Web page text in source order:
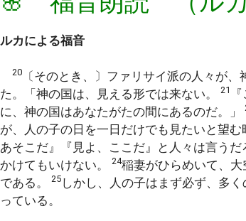
ルカによる福音
20
〔そのとき、〕ファリサイ派の人々が
た。「神の国は、見える形では来ない。
21
に、神の国はあなたがたの間にあるのだ。」
が、人の子の日を一日だけでも見たいと望
あそこだ』『見よ、ここだ』と人々は言う
かけてもいけない。
24稲妻がひらめいて、
である。
25 しかし、人の子はまず必ず、多
っている。